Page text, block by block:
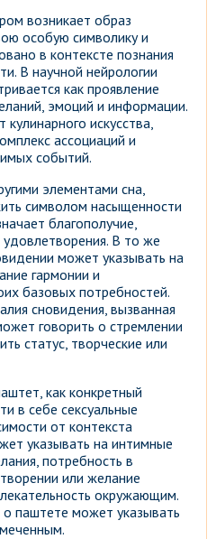
возникает образ
особую символику и
в контексте познания
В научной нейрологии
как проявление
эмоций и информации.
искусства,
ассоциаций и
событий.
элементами сна,
символом насыщенности
благополучие,
В то же
может указывать на
гармонии и
базовых потребностей.
сновидения, вызванная
говорить о стремлении
статус, творческие или
как конкретный
в себе сексуальные
от контекста
указывать на интимные
потребность в
или желание
окружающим.
паштете может указывать